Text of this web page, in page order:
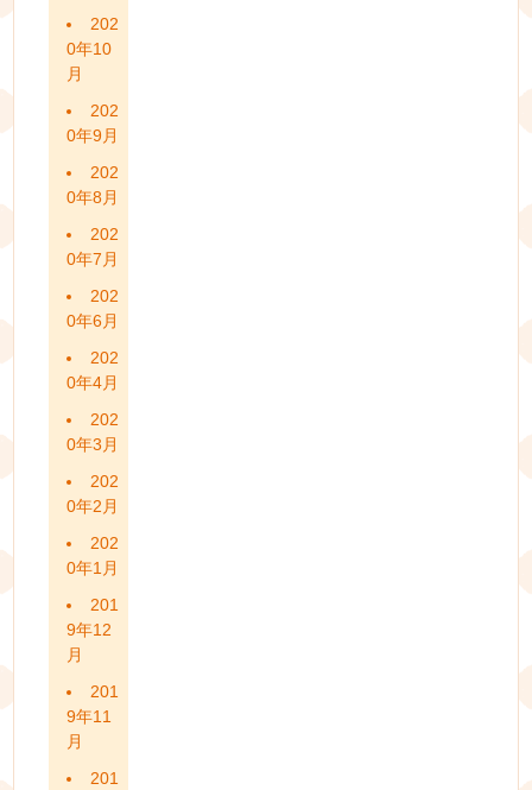
202
0年10
月
202
0年9月
202
0年8月
202
0年7月
202
0年6月
202
0年4月
202
0年3月
202
0年2月
202
0年1月
201
9年12
月
201
9年11
月
201